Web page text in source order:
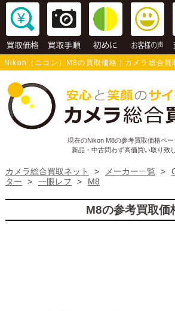
Nikon（ニコン）M8の買取価格 | カメラ総合買
現在のNikon M8の参考買取価格ペー
新品・中古問わず高価買い取り致し
カメラ総合買取ネット > メーカー一覧 >
ター
> 一眼レフ > M8
M8の参考買取価